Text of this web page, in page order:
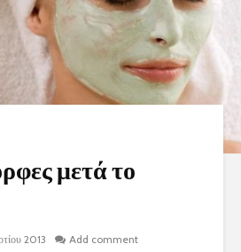
μετά το
2013
Add comment